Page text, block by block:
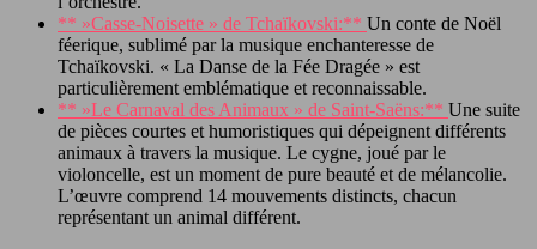
** »Casse-Noisette » de Tchaïkovski:** Un conte de Noël
féerique, sublimé par la musique enchanteresse de
Tchaïkovski. « La Danse de la Fée Dragée » est
particulièrement emblématique et reconnaissable.
** »Le Carnaval des Animaux » de Saint-Saëns:** Une suite
de pièces courtes et humoristiques qui dépeignent différents
animaux à travers la musique. Le cygne, joué par le
violoncelle, est un moment de pure beauté et de mélancolie.
L’œuvre comprend 14 mouvements distincts, chacun
représentant un animal différent.